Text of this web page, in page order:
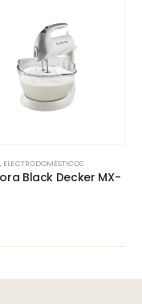
, ELECTRODOMÉSTICOS
Black Decker MX-